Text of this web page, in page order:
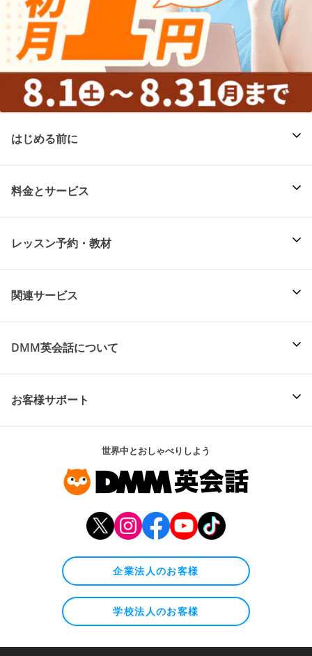
はじめる前に
料金とサービス
レッスン予約・教材
関連サービス
DMM英会話について
お客様サポート
世界中とおしゃべりしよう
企業法人のお客様
学校法人のお客様